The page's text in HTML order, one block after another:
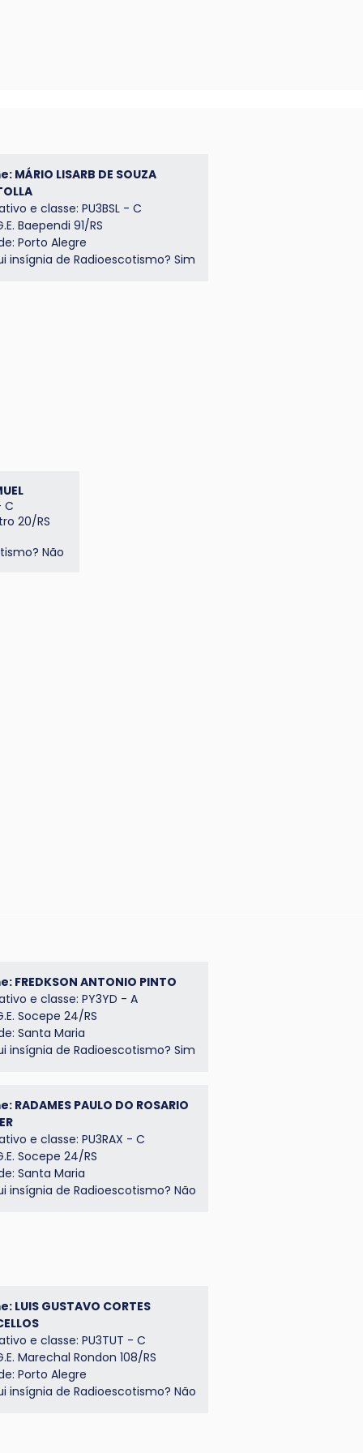
MÁRIO LISARB DE SOUZA
e classe: PU3BSL - C
Baependi 91/RS
Porto Alegre
insígnia de Radioescotismo? Sim
C
20/RS
? Não
FREDKSON ANTONIO PINTO
e classe: PY3YD - A
Socepe 24/RS
Santa Maria
insígnia de Radioescotismo? Sim
RADAMES PAULO DO ROSARIO
e classe: PU3RAX - C
Socepe 24/RS
Santa Maria
insígnia de Radioescotismo? Não
LUIS GUSTAVO CORTES
e classe: PU3TUT - C
Marechal Rondon 108/RS
Porto Alegre
insígnia de Radioescotismo? Não